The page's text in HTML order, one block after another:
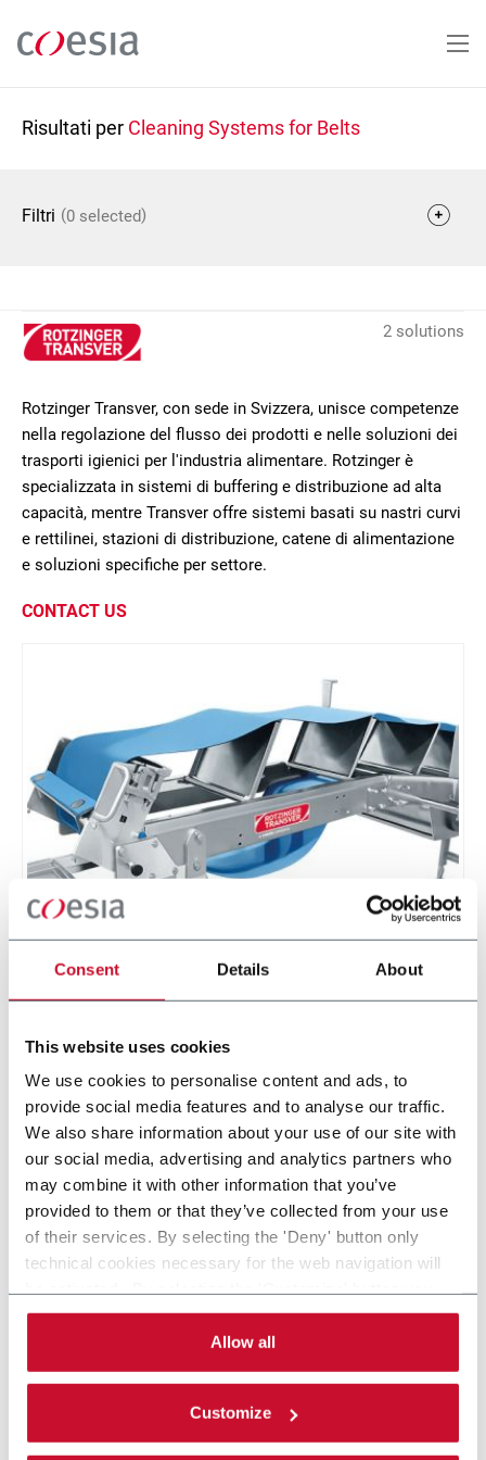
Consent Details About
This website uses cookies
We use cookies to personalise content and ads, to
provide social media features and to analyse our traffic.
We also share information about your use of our site with
our social media, advertising and analytics partners who
may combine it with other information that you’ve
provided to them or that they’ve collected from your use
of their services. By selecting the 'Deny' button only
technical cookies necessary for the web navigation will
can choose the single categories of cookies to be
activated. Read the completecookie policy
Allow all
Customize
contenuto
Risultati per Cleaning Systems for Belts
Filtri (0 selected)
2 solutions
Rotzinger Transver, con sede in Svizzera, unisce competenze
nella regolazione del flusso dei prodotti e nelle soluzioni dei
trasporti igienici per l'industria alimentare. Rotzinger è
specializzata in sistemi di buffering e distribuzione ad alta
capacità, mentre Transver offre sistemi basati su nastri curvi
e rettilinei, stazioni di distribuzione, catene di alimentazione
e soluzioni specifiche per settore.
CONTACT US
Dry cleaning: Highest hygienic standard design
Scopri di più